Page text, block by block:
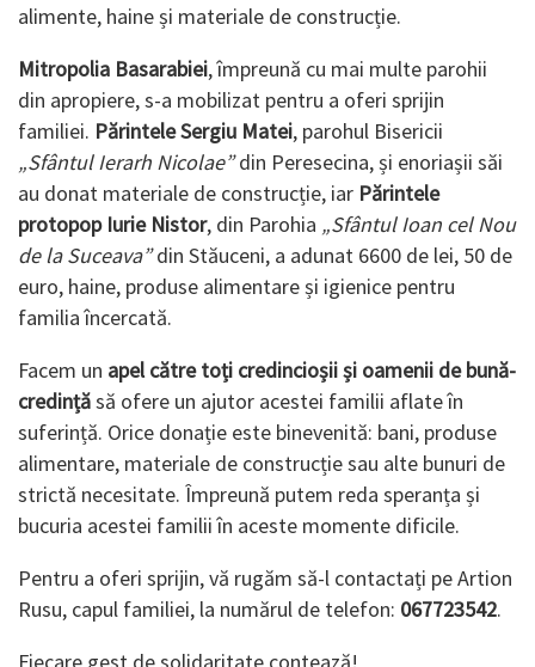
alimente, haine și materiale de construcție.
Mitropolia Basarabiei, împreună cu mai multe parohii
din apropiere, s-a mobilizat pentru a oferi sprijin
familiei. Părintele Sergiu Matei, parohul Bisericii
„Sfântul Ierarh Nicolae”din Peresecina, și enoriașii săi
au donat materiale de construcție, iar Părintele
protopop Iurie Nistor, din Parohia „Sfântul Ioan cel Nou
de la Suceava”din Stăuceni, a adunat 6600 de lei, 50 de
euro, haine, produse alimentare și igienice pentru
familia încercată.
Facem un apel către toți credincioșii și oamenii de bună-
credințăsă ofere un ajutor acestei familii aflate în
suferință. Orice donație este binevenită: bani, produse
alimentare, materiale de construcție sau alte bunuri de
strictă necesitate. Împreună putem reda speranța și
bucuria acestei familii în aceste momente dificile.
Pentru a oferi sprijin, vă rugăm să-l contactați pe Artion
Rusu, capul familiei, la numărul de telefon: 067723542.
Fiecare gest de solidaritate contează!